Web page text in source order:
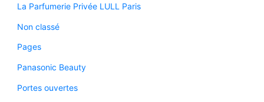
La Parfumerie Privée LULL Paris
Non classé
Pages
Panasonic Beauty
Portes ouvertes